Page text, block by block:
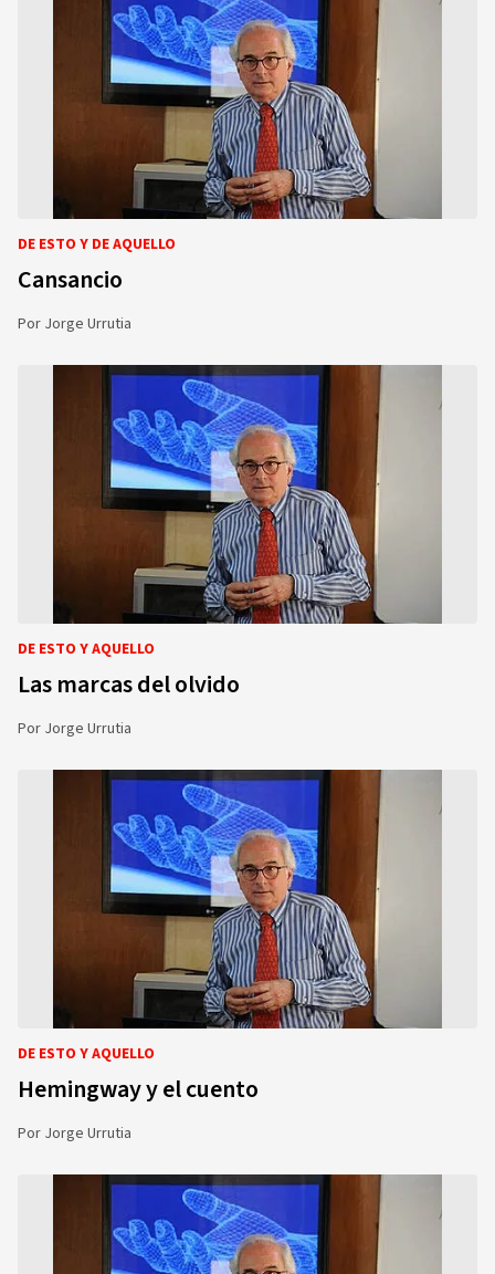
DE ESTO Y DE AQUELLO
Cansancio
Por Jorge Urrutia
DE ESTO Y AQUELLO
Las marcas del olvido
Por Jorge Urrutia
DE ESTO Y AQUELLO
Hemingway y el cuento
Por Jorge Urrutia